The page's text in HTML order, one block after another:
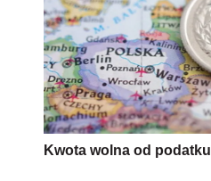
Kwota wolna od